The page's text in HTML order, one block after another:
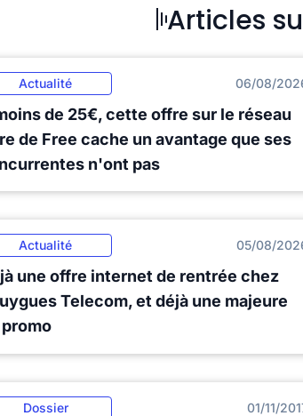
Articles
Actualité 06/08/
de 25€, cette offre sur le réseau
de Free cache un avantage que ses
n'ont pas
Actualité 05/08/
une offre internet de rentrée chez
Telecom, et déjà une majeure
Dossier 01/11/